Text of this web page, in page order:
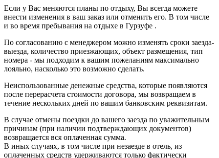
Если у Вас меняются планы по отдыху, Вы всегда можете
внести изменения в ваш заказ или отменить его. В том числе
и во время пребывания на отдыхе в Гурзуфе .
По согласованию с менеджером можно изменять сроки заезда-
выезда, количество приезжающих, объект размещения, тип
номера - мы подходим к вашим пожеланиям максимально
лояльно, насколько это возможно сделать.
Неиспользованные денежные средства, которые появляются
после перерасчета стоимости договора, мы возвращаем в
течение нескольких дней по вашим банковским реквизитам.
В случае отмены поездки до вашего заезда по уважительным
причинам (при наличии подтверждающих документов)
возвращается вся оплаченная сумма.
В иных случаях, в том числе при незаезде в отель, из
оплаченных средств удерживаются только фактически